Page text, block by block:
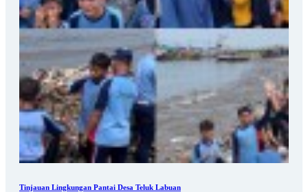
Tinjauan Lingkungan Pantai Desa Teluk Labuan